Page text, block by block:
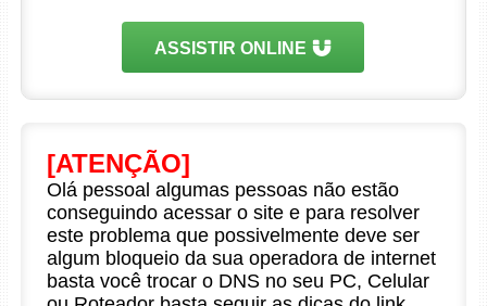
ASSISTIR ONLINE
[ATENÇÃO]
Olá pessoal algumas pessoas não estão
conseguindo acessar o site e para resolver
este problema que possivelmente deve ser
algum bloqueio da sua operadora de internet
basta você trocar o DNS no seu PC, Celular